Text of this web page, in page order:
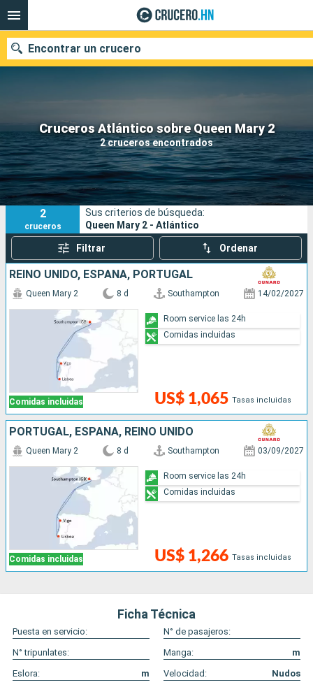
Cruceros Atlántico sobre Queen Mary 2
2 cruceros encontrados
Encontrar un crucero
Nuestros destinos
Fecha de salida
Puertos Compañías
Buscar
2
cruceros
Sus criterios de búsqueda:
Queen Mary 2 - Atlántico
Filtrar Ordenar
REINO UNIDO, ESPAÑA, PORTUGAL
Comidas incluidas
Queen Mary 2 8 d Southampton 14/02/2027
US$ 1,065 Tasas incluidas
Room service las 24h
Comidas incluidas
PORTUGAL, ESPAÑA, REINO UNIDO
Comidas incluidas
Queen Mary 2 8 d Southampton 03/09/2027
US$ 1,266 Tasas incluidas
Room service las 24h
Comidas incluidas
Ficha Técnica
Puesta en servicio:
N° de pasajeros:
N° tripunlates:
Manga:
m
Eslora:
m Velocidad: Nudos